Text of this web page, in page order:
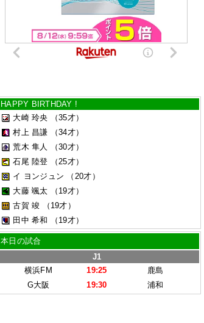
HAPPY BIRTHDAY !
大崎 玲央
（35才）
村上 昌謙
（34才）
荒木 隼人
（30才）
石尾 陸登
（25才）
イ ヨンジュン
（20才）
大藤 颯太
（19才）
古賀 竣
（19才）
田中 希和
（19才）
本日の試合
J1
横浜FM
19:25
鹿島
G大阪
19:30 浦和